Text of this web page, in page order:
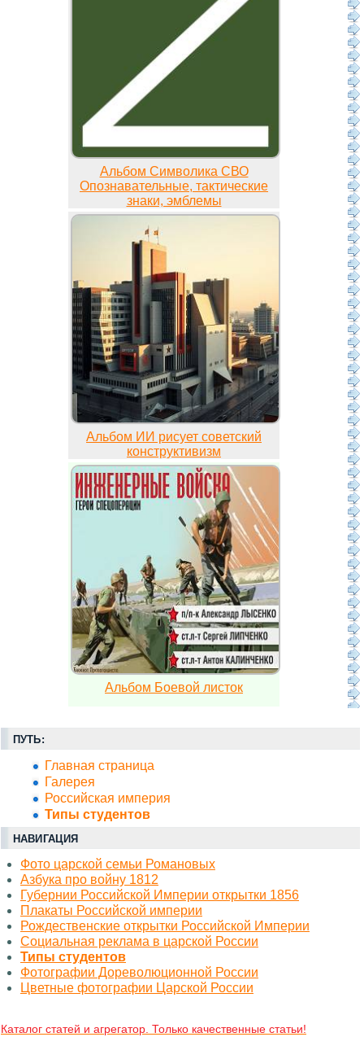
Альбом Символика СВО
Опознавательные, тактические
знаки, эмблемы
Альбом ИИ рисует советский
конструктивизм
Альбом Боевой листок
ПУТЬ:
Главная страница
Галерея
Российская империя
Типы студентов
НАВИГАЦИЯ
Фото царской семьи Романовых
Азбука про войну 1812
Губернии Российской Империи открытки 1856
Плакаты Российской империи
Рождественские открытки Российской Империи
Социальная реклама в царской России
Типы студентов
Фотографии Дореволюционной России
Цветные фотографии Царской России
Каталог статей и агрегатор. Только качественные статьи!